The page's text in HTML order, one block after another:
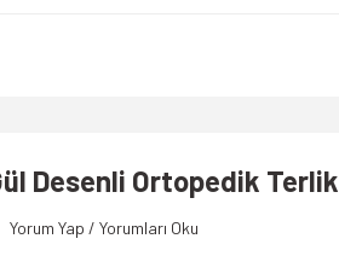
shirtDesenli Ortopedik Terlik
Yorum Yap / Yorumları Oku